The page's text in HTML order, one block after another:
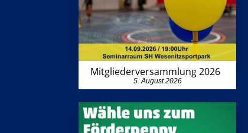
Mitgliederversammlung 2026
5. August 2026